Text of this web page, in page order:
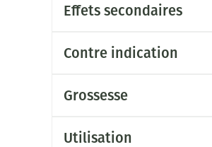
Effets secondaires
Contre indication
Grossesse
Utilisation